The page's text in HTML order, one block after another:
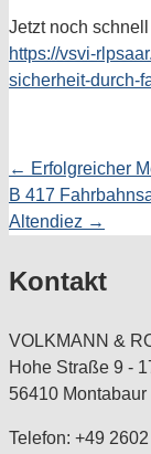
Jetzt noch
https://vsvi-
sicherheit-durch-
Posts
navigation
← Erfolgreicher
B 417
Altendiez →
Kontakt
VOLKMANN &
Hohe Straße 9 -
56410 Montabaur
Telefon: +49